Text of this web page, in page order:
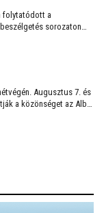
folytatódott a
sorozaton
meg a Viktória Pódium
Augusztus 7. és
a közönséget az Alba
Oláh Dezső Vibratone